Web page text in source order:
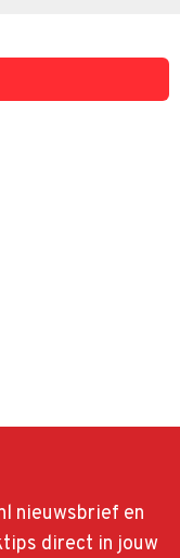
nieuwsbrief en
direct in jouw